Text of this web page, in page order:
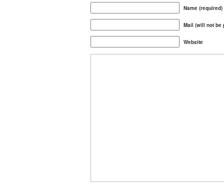
Name (required)
Mail (will not be
Website